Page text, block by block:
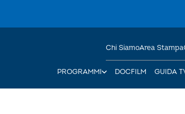
PROGRAMMI DOCFILM GUIDA
Chi SiamoArea Stampa